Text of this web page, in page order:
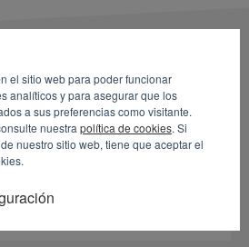
el sitio web para poder funcionar
analíticos y para asegurar que los
a sus preferencias como visitante.
nuestra política de cookies. Si
nuestro sitio web, tiene que aceptar el
Descripción
Acoplamiento rápido ESK A/08
Acoplamiento rápido ESK A/08